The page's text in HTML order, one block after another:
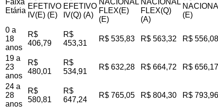
Faixa
Etária
EFETIVO
IV(E) (E)
EFETIVO
IV(Q) (A)
NACIONAL
FLEX(E)
(E)
NACIONAL
FLEX(Q)
(A)
(E)
0 a
18
anos
R$
406,79
R$
453,31
R$ 535,83 R$ 563,32 R$ 556,08
19 a
23
anos
R$
480,01
R$
534,91
R$ 632,28 R$ 664,72 R$ 656,17
24 a
28
anos
R$
580,81
R$
647,24
R$ 765,05 R$ 804,30 R$ 793,96